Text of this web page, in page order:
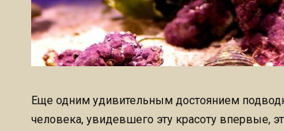
Еще одним удивительным достоянием
человека, увидевшего эту красоту впервые,